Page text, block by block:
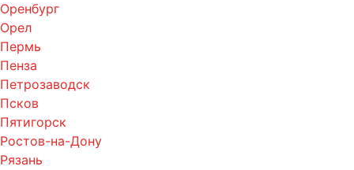
Оренбург
Орел
Пермь
Пенза
Петрозаводск
Псков
Пятигорск
Ростов-на-Дону
Рязань